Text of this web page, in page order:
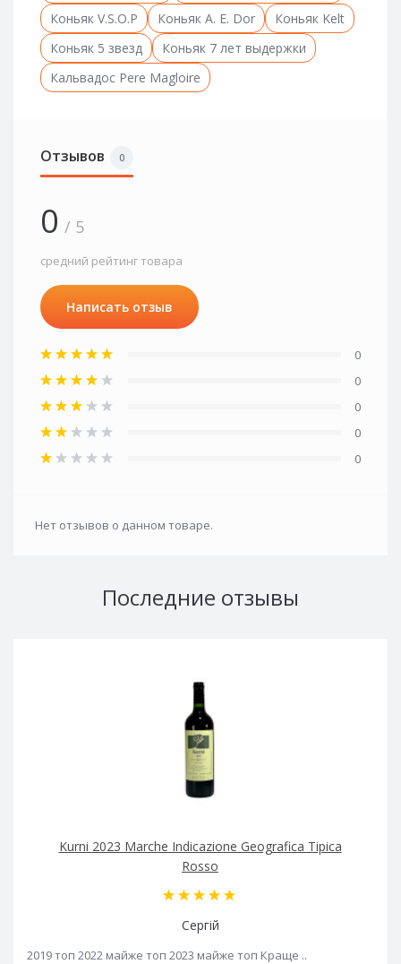
Коньяк V.S.O.P Коньяк A. E. Dor
Коньяк Kelt
Коньяк 5 звезд
Коньяк 7 лет выдержки
Кальвадос Pere Magloire
Отзывов 0
0 / 5
средний рейтинг товара
Написать отзыв
0
0
0
0
0
Нет отзывов о данном товаре.
Последние отзывы
Kurni 2023 Marche Indicazione Geografica Tipica
Rosso
Сергій
2019 топ 2022 майже топ 2023 майже топ Краще ..